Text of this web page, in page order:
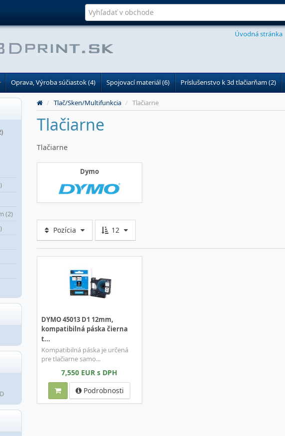
Úvodná stránka
Oprava, Výroba súčiastok (4) Spojovací materiál (6) Príslušenstvo k 3d tlačiarňam (2)
(2)
/ Tlač/Sken/Multifunkcia / Tlačiarne
Tlačiarne
Tlačiarne
Dymo
Pozícia 12
DYMO 45013 D1 12mm,
kompatibilná páska čierna
t...
Kompatibilná páska je určená
pre tlačiarne samo...
7,550 EUR s DPH
Podrobnosti